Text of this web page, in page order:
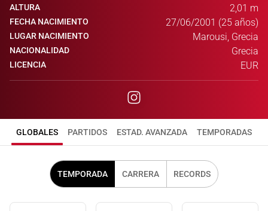
ALTURA 2,01 m
FECHA NACIMIENTO 27/06/2001 (25 años)
LUGAR NACIMIENTO Marousi, Grecia
NACIONALIDAD Grecia
LICENCIA EUR
GLOBALES PARTIDOS ESTAD. AVANZADA TEMPORADAS
TEMPORADA CARRERA RECORDS